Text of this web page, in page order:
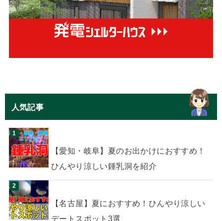
人気記事
【愛知・岐阜】夏のお出かけにおすすめ！
ひんやり涼しい鍾乳洞を紹介
【名古屋】夏におすすめ！ひんやり涼しい
デートスポット3選